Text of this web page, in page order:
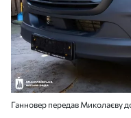
Ганновер передав Миколаєву